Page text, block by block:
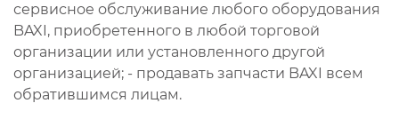
сервисное обслуживание любого оборудования
BAXI, приобретенного в любой торговой
организации или установленного другой
организацией; - продавать запчасти BAXI всем
обратившимся лицам.